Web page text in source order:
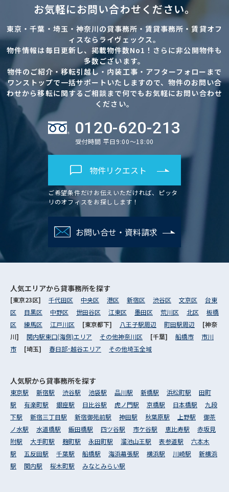
お気軽にお問い合わせください。
東京・千葉・埼玉・神奈川の貸事務所・賃貸事務所・賃貸オフ
ィスならライヴェックス。
物件情報は毎日更新し、掲載物件数No1！さらに非公開物件も
多数ございます。
物件のご紹介・移転引越し・内装工事・アフターフォローまで
ワンストップで一括サポートいたしますので、物件のお問い合
わせから移転に関するご相談まで何でもお気軽にお問い合わせ
ください。
0120-620-213
受付時間 平日9:00～18:00
物件リクエスト
ご希望条件だけお伝えいただければ、ピッタ
リのオフィスをお探しします！
お問い合せ・資料請求
人気エリアから貸事務所を探す
[東京23区] 千代田区 中央区 港区 新宿区 渋谷区 文京区
台東
区
目黒区 中野区 世田谷区 江東区 墨田区 荒川区 北区
板橋
区
練馬区 江戸川区 [東京都下] 八王子駅周辺 町田駅周辺
[神奈
川] 関内駅東口(海側)エリア その他神奈川区 [千葉] 船橋市
市川
市
[埼玉] 春日部･越谷エリア その他埼玉全域
人気駅から貸事務所を探す
東京駅 新宿駅 渋谷駅 池袋駅 品川駅 新橋駅 浜松町駅
田町
駅
有楽町駅 銀座駅 日比谷駅 虎ノ門駅 京橋駅 日本橋駅
九段
下駅
新宿三丁目駅 新宿御苑前駅 神田駅 秋葉原駅 上野駅
御茶
ノ水駅
水道橋駅 飯田橋駅 四ツ谷駅 市ケ谷駅 恵比寿駅
赤坂見
附駅
大手町駅 麹町駅 永田町駅 溜池山王駅 表参道駅
六本木
駅
五反田駅 千葉駅 船橋駅 海浜幕張駅 横浜駅 川崎駅
新横浜
駅
関内駅 桜木町駅 みなとみらい駅